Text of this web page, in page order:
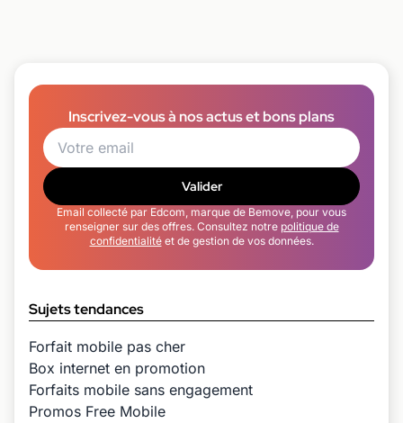
Inscrivez-vous à nos actus et bons plans
Valider
Email collecté par Edcom, marque de Bemove, pour vous
renseigner sur des offres. Consultez notre politique de
confidentialitéet de gestion de vos données.
Sujets tendances
Forfait mobile pas cher
Box internet en promotion
Forfaits mobile sans engagement
Promos Free Mobile